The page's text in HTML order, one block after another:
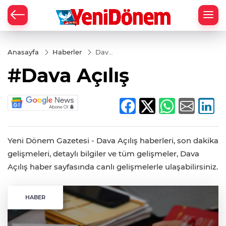
Anasayfa Haberler
Dava
#Dava Açılış
Yeni Dönem Gazetesi - Dava Açılış haberleri, son dakika
gelişmeleri, detaylı bilgiler ve tüm gelişmeler, Dava
Açılış haber sayfasında canlı gelişmelerle ulaşabilirsiniz.
HABER